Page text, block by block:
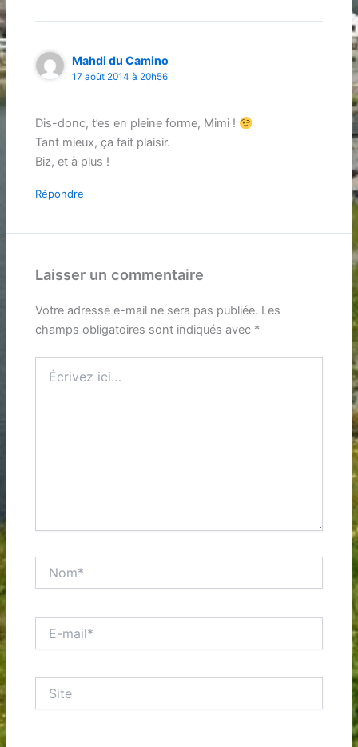
Mahdi du Camino
17 août 2014 à 20h56
Dis-donc, t’es en pleine forme, Mimi !
Tant mieux, ça fait plaisir.
Biz, et à plus !
Répondre
Laisser un commentaire
Votre adresse e-mail ne sera pas publiée. Les
champs obligatoires sont indiqués avec *
ici…
mail*